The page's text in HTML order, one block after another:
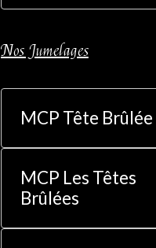
Nos Jumelages
MCP Tête Brûlée
MCP Les Têtes
Brûlées